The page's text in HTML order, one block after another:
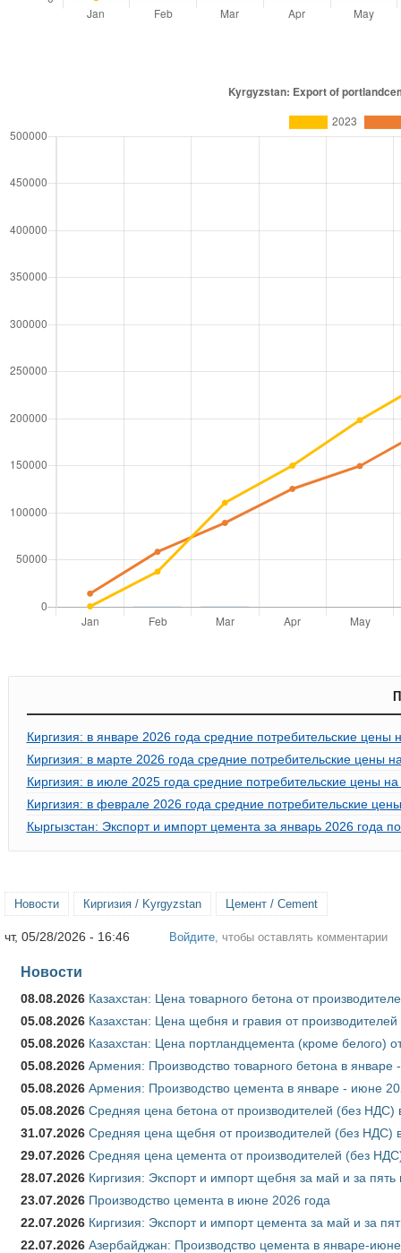
Киргизия: в январе 2026 года средние потребительские цены
Киргизия: в марте 2026 года средние потребительские цены
Киргизия: в июле 2025 года средние потребительские цены
Киргизия: в феврале 2026 года средние потребительские
Кыргызстан: Экспорт и импорт цемента за январь 2026 года
Новости Киргизия / Kyrgyzstan Цемент / Cement
чт, 05/28/2026 - 16:46 Войдите , чтобы оставлять комментарии
Новости
08.08.2026 Казахстан: Цена товарного бетона от
05.08.2026 Казахстан: Цена щебня и гравия от
05.08.2026 Казахстан: Цена портландцемента (кроме белого)
05.08.2026 Армения: Производство товарного бетона в январе
05.08.2026 Армения: Производство цемента в январе - июне
05.08.2026 Средняя цена бетона от производителей (без НДС)
31.07.2026 Средняя цена щебня от производителей (без НДС)
29.07.2026 Средняя цена цемента от производителей (без
28.07.2026 Киргизия: Экспорт и импорт щебня за май и за
23.07.2026 Производство цемента в июне 2026 года
22.07.2026 Киргизия: Экспорт и импорт цемента за май и за
22.07.2026 Азербайджан: Производство цемента в январе-